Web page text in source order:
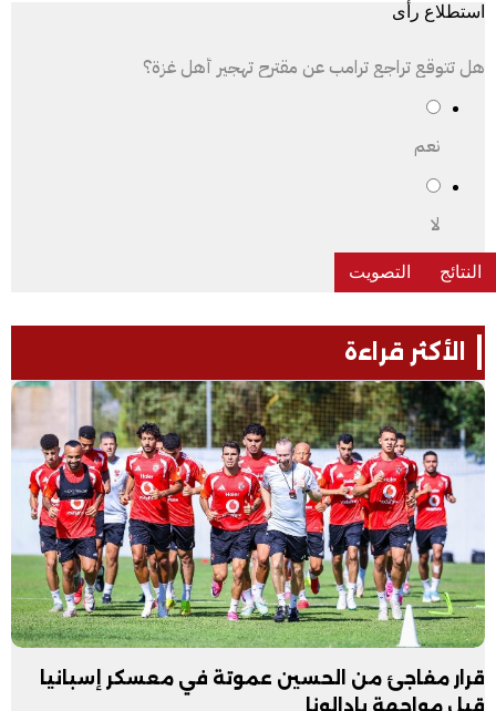
استطلاع رأى
هل تتوقع تراجع ترامب عن مقترح تهجير أهل غزة؟
نعم
لا
الأكثر قراءة
قرار مفاجئ من الحسين عموتة في معسكر إسبانيا
قبل مواجهة بادالونا